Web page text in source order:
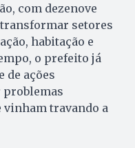
com dezenove
setores
habitação e
o prefeito já
de ações
travando a